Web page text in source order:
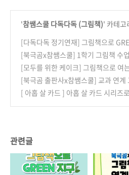
'참쌤스쿨 다독다독 (그림책)' 카테고
[다독다독 정기연재] 그림책으로
[북극곰x참쌤스쿨] 1학기 그림책 수
[모두를 위한 케이크] 그림책으로 여
[북극곰 출판사x참쌤스쿨] 교과 연계
[ 아홉 살 카드 ] 아홉 살 카드 시리즈
관련글